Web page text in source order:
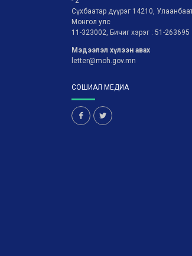
Сүхбаатар дүүрэг 14210,
Монгол улс
11-323002, Бичиг хэрэг : 51-263695
Мэдээлэл хүлээн авах
letter@moh.gov.mn
СОШИАЛ МЕДИА